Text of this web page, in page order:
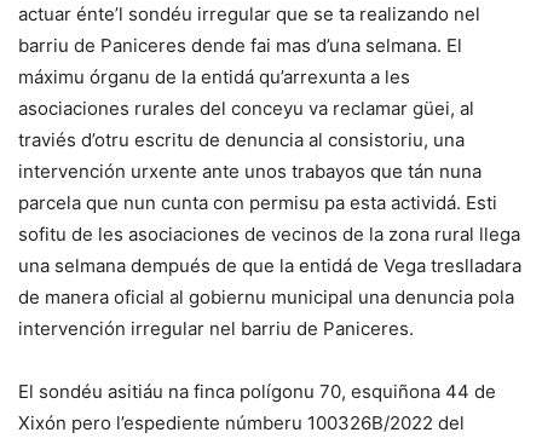
actuar énte’l sondéu irregular que se ta realizando nel
barriu de Paniceres dende fai mas d’una selmana. El
máximu órganu de la entidá qu’arrexunta a les
asociaciones rurales del conceyu va reclamar güei, al
traviés d’otru escritu de denuncia al consistoriu, una
intervención urxente ante unos trabayos que tán nuna
parcela que nun cunta con permisu pa esta actividá. Esti
sofitu de les asociaciones de vecinos de la zona rural llega
una selmana dempués de que la entidá de Vega treslladara
de manera oficial al gobiernu municipal una denuncia pola
intervención irregular nel barriu de Paniceres.
El sondéu asitiáu na finca polígonu 70, esquiñona 44 de
Xixón pero l’espediente númberu 100326B/2022 del